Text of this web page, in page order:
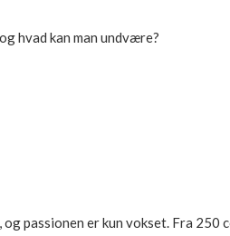
hvad kan man undvære?
passionen er kun vokset. Fra 250